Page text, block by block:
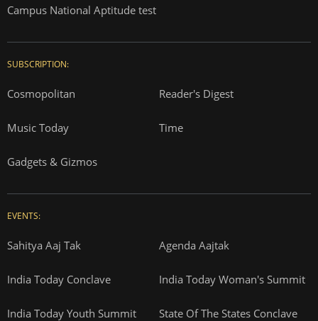
Campus National Aptitude test
SUBSCRIPTION:
Cosmopolitan Reader's Digest
Music Today Time
Gadgets & Gizmos
EVENTS:
Sahitya Aaj Tak Agenda Aajtak
India Today Conclave India Today Woman's Summit
India Today Youth Summit State Of The States Conclave